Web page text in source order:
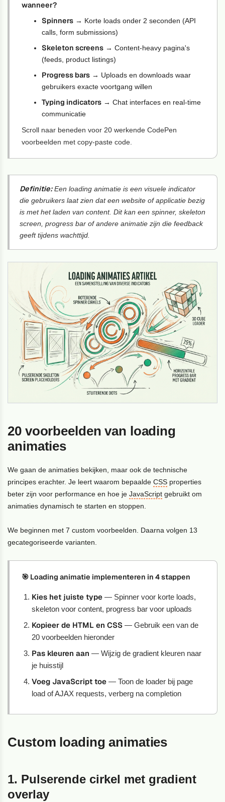
wanneer?
Spinners → Korte loads onder 2 seconden (API
calls, form submissions)
Skeleton screens → Content-heavy pagina's
(feeds, product listings)
Progress bars → Uploads en downloads waar
gebruikers exacte voortgang willen
Typing indicators → Chat interfaces en real-time
communicatie
Scroll naar beneden voor 20 werkende CodePen
voorbeelden met copy-paste code.
Definitie:Een loading animatie is een visuele indicator
die gebruikers laat zien dat een website of applicatie bezig
is met het laden van content. Dit kan een spinner, skeleton
screen, progress bar of andere animatie zijn die feedback
geeft tijdens wachttijd.
20 voorbeelden van loading
animaties
We gaan de animaties bekijken, maar ook de technische
principes erachter. Je leert waarom bepaaldeCSS properties
beter zijn voor performance en hoe jeJavaScript gebruikt om
animaties dynamisch te starten en stoppen.
We beginnen met 7 custom voorbeelden. Daarna volgen 13
gecategoriseerde varianten.
🎯 Loading animatie implementeren in 4 stappen
Kies het juiste type — Spinner voor korte loads,
skeleton voor content, progress bar voor uploads
Kopieer de HTML en CSS — Gebruik een van de
20 voorbeelden hieronder
Pas kleuren aan — Wijzig de gradient kleuren naar
je huisstijl
Voeg JavaScript toe — Toon de loader bij page
load of AJAX requests, verberg na completion
Custom loading animaties
1. Pulserende cirkel met gradient
overlay